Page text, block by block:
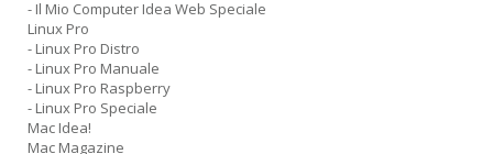
- Il Mio Computer Idea Web Speciale
Linux Pro
- Linux Pro Distro
- Linux Pro Manuale
- Linux Pro Raspberry
- Linux Pro Speciale
Mac Idea!
Mac Magazine